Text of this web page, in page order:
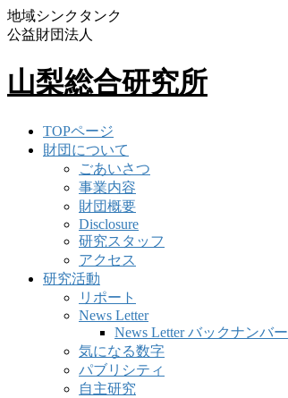
地域シンクタンク
公益財団法人
山梨総合研究所
TOPページ
財団について
ごあいさつ
事業内容
財団概要
Disclosure
研究スタッフ
アクセス
研究活動
リポート
News Letter
News Letter バックナンバー
気になる数字
パブリシティ
自主研究